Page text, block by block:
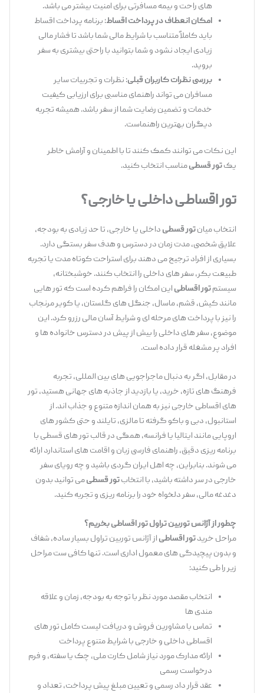
های راحت و بیمه مسافرتی برای امنیت بیشتر می ‌باشد.
امکان انعطاف در پرداخت اقساط: برنامه پرداخت اقساط
باید کاملاً متناسب با شرایط مالی شما باشد تا فشار مالی
زیادی ایجاد نشود و شما بتوانید با راحتی بیشتری به سفر
بررسی نظرات کاربران قبلی: نظرات و تجربیات سایر
مسافران می ‌تواند راهنمای مناسبی برای ارزیابی کیفیت
خدمات و تضمین رضایت شما از سفر باشد. همیشه تجربه
دیگران بهترین راهنماست.
این نکات می‌ توانند کمک کنند تا با اطمینان و آرامش خاطر
تور قسطیمناسب انتخاب کنید.
تور اقساطی داخلی یا خارجی؟
انتخاب میانتور قسطیداخلی یا خارجی، تا حد زیادی به بودجه،
علایق شخصی، مدت زمان در دسترس و هدف سفر بستگی دارد.
بسیاری از افراد ترجیح می ‌دهند برای استراحت کوتاه‌ مدت یا تجربه
طبیعت بکر، سفر های داخلی را انتخاب کنند. خوشبختانه،
سیستمتور اقساطیاین امکان را فراهم کرده است که تور هایی
مانند کیش، قشم، ماسال، جنگل ‌های گلستان، یا کویر مرنجاب
را نیز با پرداخت ‌های مرحله‌ ای و شرایط آسان مالی رزرو کرد. این
موضوع، سفر های داخلی را بیش از پیش در دسترس خانواده‌ ها و
افراد پر مشغله قرار داده است.
در مقابل، اگر به دنبال ماجراجویی‌ های بین ‌المللی، تجربه
فرهنگ‌ های تازه، خرید، یا بازدید از جاذبه ‌های جهانی هستید، تور
های اقساطی خارجی نیز به همان اندازه متنوع و جذاب ‌اند. از
استانبول، دبی و باکو گرفته تا مالزی، تایلند و حتی کشور های
اروپایی مانند ایتالیا یا فرانسه، همگی در قالب تور های قسطی با
برنامه ‌ریزی دقیق، راهنمای فارسی ‌زبان و اقامت ‌های استاندارد ارائه
می‌ شوند. بنابراین، چه اهل ایران ‌گردی باشید و چه رویای سفر
خارجی در سر داشته باشید، با انتخابتور قسطیمی‌ توانید بدون
دغدغه مالی، سفر دلخواه خود را برنامه ‌ریزی و تجربه کنید.
چطور از آژانس توربین تراول تور اقساطی بخریم؟
مراحل خریدتور اقساطیاز آژانس توربین تراول بسیار ساده، شفاف
و بدون پیچیدگی‌ های معمول اداری است. تنها کافی‌ ست مراحل
زیر را طی کنید:
انتخاب مقصد مورد نظر با توجه به بودجه، زمان و علاقه‌
مندی ‌ها
تماس با مشاورین فروش و دریافت لیست کامل تور های
اقساطی داخلی و خارجی با شرایط متنوع پرداخت
ارائه مدارک مورد نیاز شامل کارت ملی، چک یا سفته، و فرم
درخواست رسمی
عقد قرار داد رسمی و تعیین مبلغ پیش ‌پرداخت، تعداد و